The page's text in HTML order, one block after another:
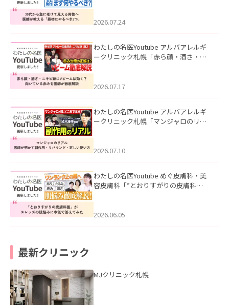
た。
2026.07.24
わたしの名医Youtube アルバアレルギ
ークリニック札幌「赤ら顔・酒さ・ニ
した。
2026.07.17
わたしの名医Youtube アルバアレルギ
ークリニック札幌「マンジャロのリア
た。
2026.07.10
わたしの名医Youtube めぐ皮膚科・美
容皮膚科「”とおりすがりの皮膚科
2026.06.05
最新クリニック
MJクリニック札幌